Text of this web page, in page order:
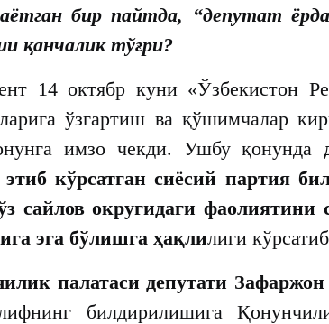
бир пайтда, “депутат
қанчалик тўғри?
14 октябр куни «Ўзбекистон
ўзгартиш ва қўшимчалар
имзо чекди. Ушбу қонунда
этиб кўрсатган сиёсий партия
сайлов округидаги
эга бўлишга ҳақлилиги
палатаси депутати Зафаржон
билдирилишига